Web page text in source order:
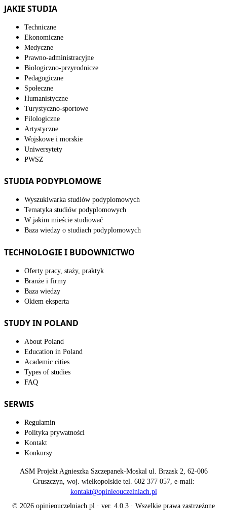
JAKIE STUDIA
Techniczne
Ekonomiczne
Medyczne
Prawno-administracyjne
Biologiczno-przyrodnicze
Pedagogiczne
Społeczne
Humanistyczne
Turystyczno-sportowe
Filologiczne
Artystyczne
Wojskowe i morskie
Uniwersytety
PWSZ
STUDIA PODYPLOMOWE
Wyszukiwarka studiów podyplomowych
Tematyka studiów podyplomowych
W jakim mieście studiować
Baza wiedzy o studiach podyplomowych
TECHNOLOGIE I BUDOWNICTWO
Oferty pracy, staży, praktyk
Branże i firmy
Baza wiedzy
Okiem eksperta
STUDY IN POLAND
About Poland
Education in Poland
Academic cities
Types of studies
FAQ
SERWIS
Regulamin
Polityka prywatności
Kontakt
Konkursy
ASM Projekt Agnieszka Szczepanek-Moskal ul. Brzask 2, 62-006
Gruszczyn, woj. wielkopolskie tel. 602 377 057, e-mail:
kontakt@opinieouczelniach.pl
© 2026 opinieouczelniach.pl · ver. 4.0.3 · Wszelkie prawa zastrzeżone